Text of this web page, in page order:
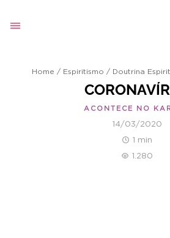
Home / Espiritismo / Doutrina
ACONTECE NO
14/03/2020
1 min
1.280